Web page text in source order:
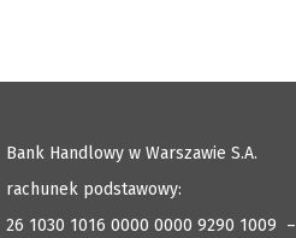
Bank Handlowy w Warszawie S.A.
rachunek podstawowy:
26 1030 1016 0000 0000 9290 1009 –